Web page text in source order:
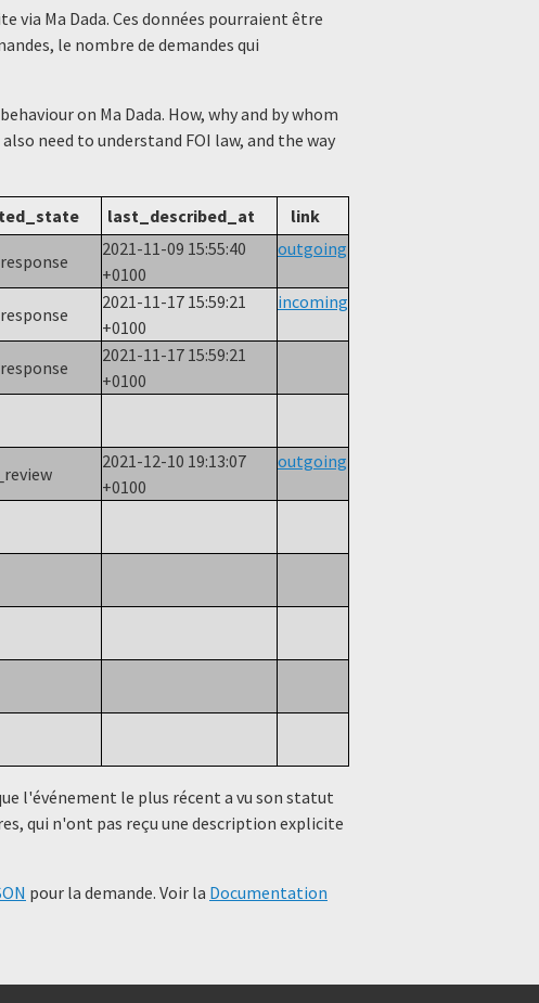
via Ma Dada. Ces données pourraient être
le nombre de demandes qui
on Ma Dada. How, why and by whom
need to understand FOI law, and the way
last_described_at link
2021-11-09 15:55:40
+0100
outgoing
2021-11-17 15:59:21
+0100
incoming
2021-11-17 15:59:21
+0100
2021-12-10 19:13:07
+0100
outgoing
l'événement le plus récent a vu son statut
qui n'ont pas reçu une description explicite
pour la demande. Voir la Documentation